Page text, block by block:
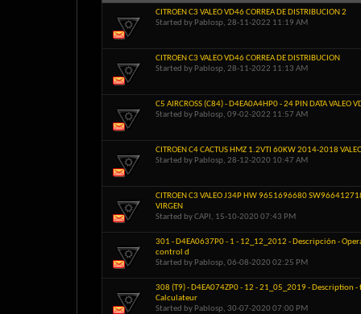
CITROEN C3 VALEO VD46 CORREA DE DISTRIBUCION 2
Started by Pablosp, 28-11-2022 11:19 AM
CITROEN C3 VALEO VD46 CORREA DE DISTRIBUCION
Started by Pablosp, 28-11-2022 11:13 AM
C5 AIRCROSS (C84) - D4EA0A4HP0 - 24 PIN DATA VALEO
Started by Pablosp, 09-02-2022 11:57 AM
CITROEN C4 CACTUS HMZ 1.2VTI 60KW 2014-2018
Started by Pablosp, 28-12-2020 10:47 AM
CITROEN C3 VALEO J34P HW 9651696680
VIRGEN
Started byCAPI , 15-10-2020 07:43 PM
301 - D4EA0637P0 - 1 - 12_12_2012 - Descripción -
control d
Started by Pablosp, 06-08-2020 02:25 PM
308 (T9) - D4EA074ZP0 - 12 - 21_05_2019 - Description
Calculateur
Started by Pablosp, 30-07-2020 07:00 PM